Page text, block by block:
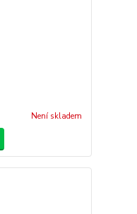
Není skladem